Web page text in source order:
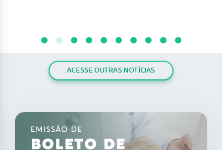
ACESSE OUTRAS NOTÍCIAS